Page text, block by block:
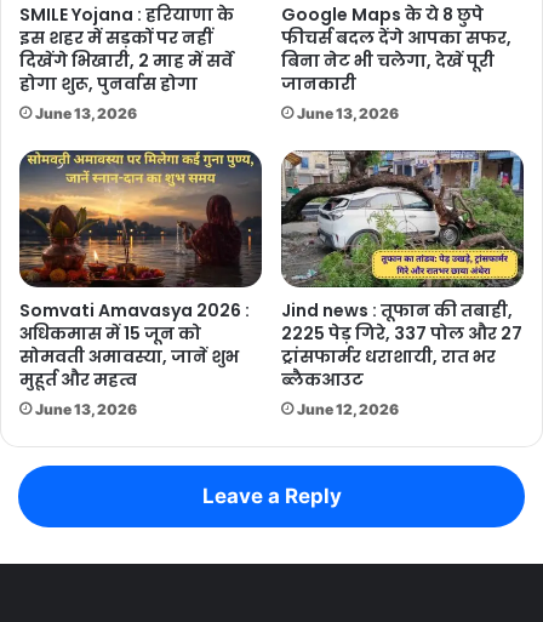
SMILE Yojana : हरियाणा के
इस शहर में सड़कों पर नहीं
दिखेंगे भिखारी, 2 माह में सर्वे
होगा शुरू, पुनर्वास होगा
June 13, 2026
Google Maps के ये 8 छुपे
फीचर्स बदल देंगे आपका सफर,
बिना नेट भी चलेगा, देखें पूरी
जानकारी
June 13, 2026
Somvati Amavasya 2026 :
अधिकमास में 15 जून को
सोमवती अमावस्या, जानें शुभ
मुहूर्त और महत्व
June 13, 2026
Jind news : तूफान की तबाही,
2225 पेड़ गिरे, 337 पोल और 27
ट्रांसफार्मर धराशायी, रात भर
ब्लैकआउट
June 12, 2026
Leave a Reply